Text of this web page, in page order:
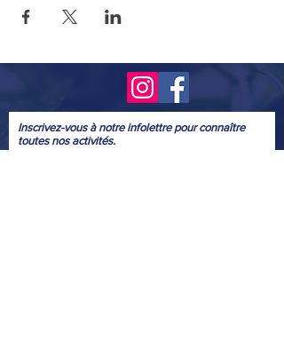
Inscrivez-vous à notre infolettre pour connaître
toutes nos activités.